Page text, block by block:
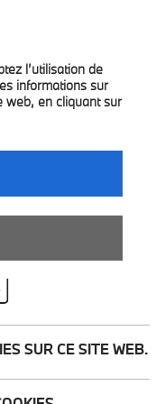
l’utilisation de
informations sur
web, en cliquant sur
AUX
SUR CE SITE WEB.